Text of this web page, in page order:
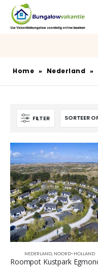
Home » Nederland »
FILTER
NEDERLAND, NOORD-HOLLAND